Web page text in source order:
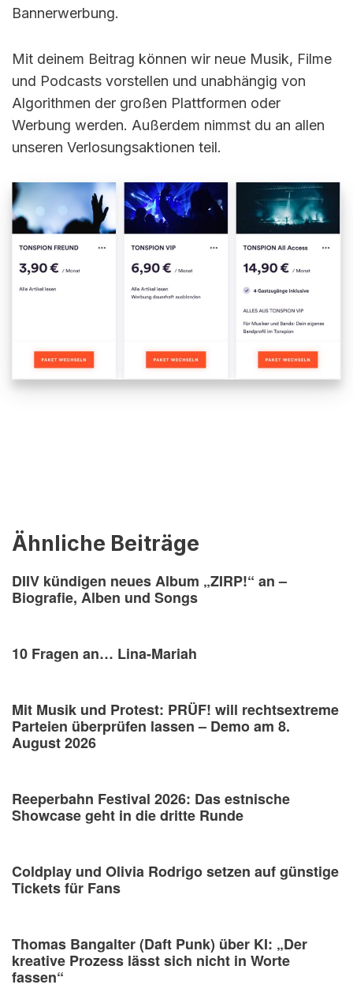
Bannerwerbung.
Mit deinem Beitrag können wir neue Musik, Filme
und Podcasts vorstellen und unabhängig von
Algorithmen der großen Plattformen oder
Werbung werden. Außerdem nimmst du an allen
unseren Verlosungsaktionen teil.
Ähnliche Beiträge
DIIV kündigen neues Album „ZIRP!“ an –
Biografie, Alben und Songs
10 Fragen an… Lina-Mariah
Mit Musik und Protest: PRÜF! will rechtsextreme
Parteien überprüfen lassen – Demo am 8.
August 2026
Reeperbahn Festival 2026: Das estnische
Showcase geht in die dritte Runde
Coldplay und Olivia Rodrigo setzen auf günstige
Tickets für Fans
Thomas Bangalter (Daft Punk) über KI: „Der
kreative Prozess lässt sich nicht in Worte
fassen“